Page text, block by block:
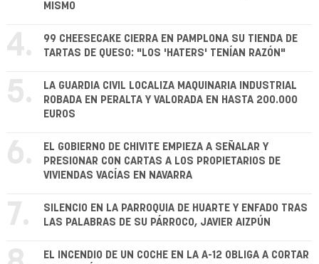
MISMO
4.
99 CHEESECAKE CIERRA EN PAMPLONA SU TIENDA DE
TARTAS DE QUESO: "LOS 'HATERS' TENÍAN RAZÓN"
5.
LA GUARDIA CIVIL LOCALIZA MAQUINARIA INDUSTRIAL
ROBADA EN PERALTA Y VALORADA EN HASTA 200.000
EUROS
6.
EL GOBIERNO DE CHIVITE EMPIEZA A SEÑALAR Y
PRESIONAR CON CARTAS A LOS PROPIETARIOS DE
VIVIENDAS VACÍAS EN NAVARRA
7.
SILENCIO EN LA PARROQUIA DE HUARTE Y ENFADO TRAS
LAS PALABRAS DE SU PÁRROCO, JAVIER AIZPÚN
EL INCENDIO DE UN COCHE EN LA A-12 OBLIGA A CORTAR